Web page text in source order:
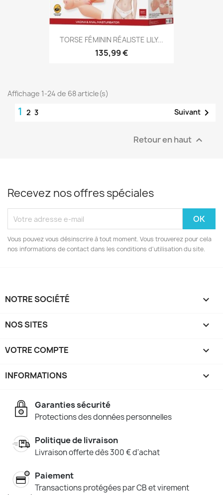
TORSE FÉMININ RÉALISTE LILY...
135,99 €
Affichage 1-24 de 68 article(s)
1 2 3 Suivant 
Retour en haut 
Recevez nos offres spéciales
Vous pouvez vous désinscrire à tout moment. Vous trouverez pour cela
nos informations de contact dans les conditions d'utilisation du site.
NOTRE SOCIÉTÉ 
NOS SITES 
VOTRE COMPTE 
INFORMATIONS keyboard_arrow_down
Garanties sécurité
Protections des données personnelles
Politique de livraison
Livraison offerte dès 300 € d'achat
Paiement
Transactions protégées par CB et virement